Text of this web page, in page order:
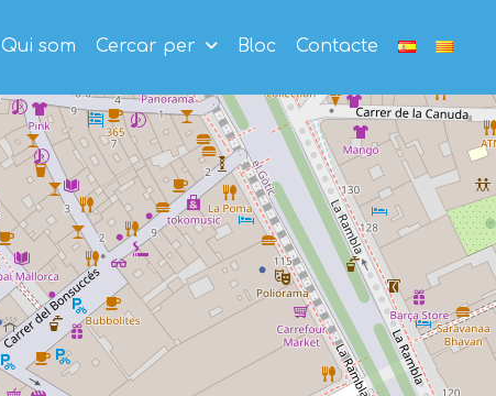
Qui som Cercar per Bloc Contacte